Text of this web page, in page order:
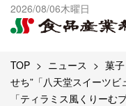
2026/08/06木曜日
出版物一覧へ
試読・購読申し込み
TOP ニュース 菓子
せち”「八天堂スイーツ
「ティラミス風くりーむ